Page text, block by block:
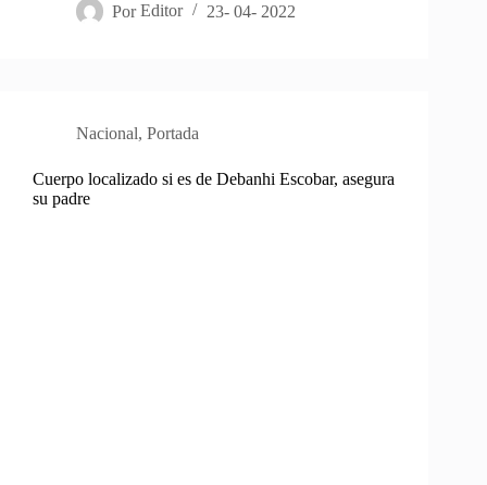
Por Editor 23- 04- 2022
Nacional, Portada
Cuerpo localizado si es de Debanhi Escobar, asegura
su padre